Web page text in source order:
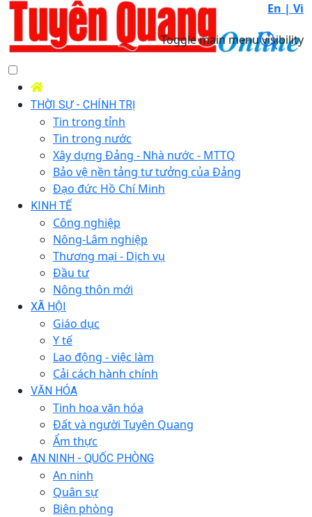
En | Vi
Toggle main menu visibility
THỜI SỰ - CHÍNH TRỊ
Tin trong tỉnh
Tin trong nước
Xây dựng Đảng - Nhà nước - MTTQ
Bảo vệ nền tảng tư tưởng của Đảng
Đạo đức Hồ Chí Minh
KINH TẾ
Công nghiệp
Nông-Lâm nghiệp
Thương mại - Dịch vụ
Đầu tư
Nông thôn mới
XÃ HỘI
Giáo dục
Y tế
Lao động - việc làm
Cải cách hành chính
VĂN HÓA
Tinh hoa văn hóa
Đất và người Tuyên Quang
Ẩm thực
AN NINH - QUỐC PHÒNG
An ninh
Quân sự
Biên phòng